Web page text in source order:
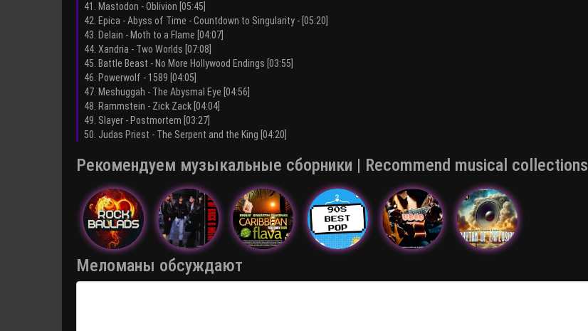
41. Mastodon - Oblivion [05:45]
42. Epica - Abyss of Time - Countdown to Singularity - [05:20]
43. Delain - Moth to a Flame [04:07]
44. Xandria - Two Worlds [07:08]
45. Battle Beast - No More Hollywood Endings [03:55]
46. Powerwolf - 1589 [04:05]
47. Meshuggah - The Abysmal Eye [04:56]
48. Rammstein - Zick Zack [04:04]
49. Slayer - Postmortem [03:27]
50. Judas Priest - The Serpent and the King [04:20]
Рекомендуем музыкальные сборники | Recommend musical collections
Меломаны обсуждают